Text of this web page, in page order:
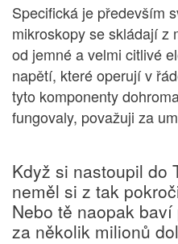
Specifická je především
mikroskopy se skládají z
od jemné a velmi citlivé
napětí, které operují v
tyto komponenty
fungovaly, považuji za
Když si nastoupil do
neměl si z tak
Nebo tě naopak
za několik milionů